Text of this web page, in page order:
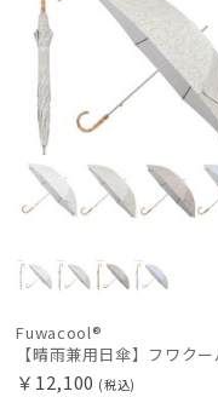
Fuwacool®
￥12,100 (税込)